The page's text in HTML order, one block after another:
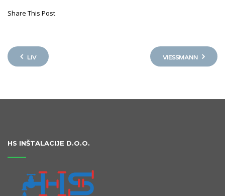
Share This Post
LIV VIESSMANN
HS INŠTALACIJE D.O.O.